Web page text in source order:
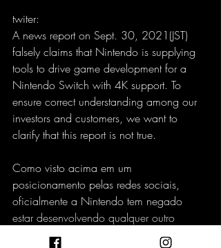
twiter:
A news report on Sept. 30, 2021(JST)
falsely claims that Nintendo is supplying
tools to drive game development for a
Nintendo Switch with 4K support. To
ensure correct understanding among our
investors and customers, we want to
clarify that this report is not true.
Como visto acima em um
posicionamento pelas redes sociais,
oficialmente a Nintendo tem negado
estar desenvolvendo qualquer outro
console.